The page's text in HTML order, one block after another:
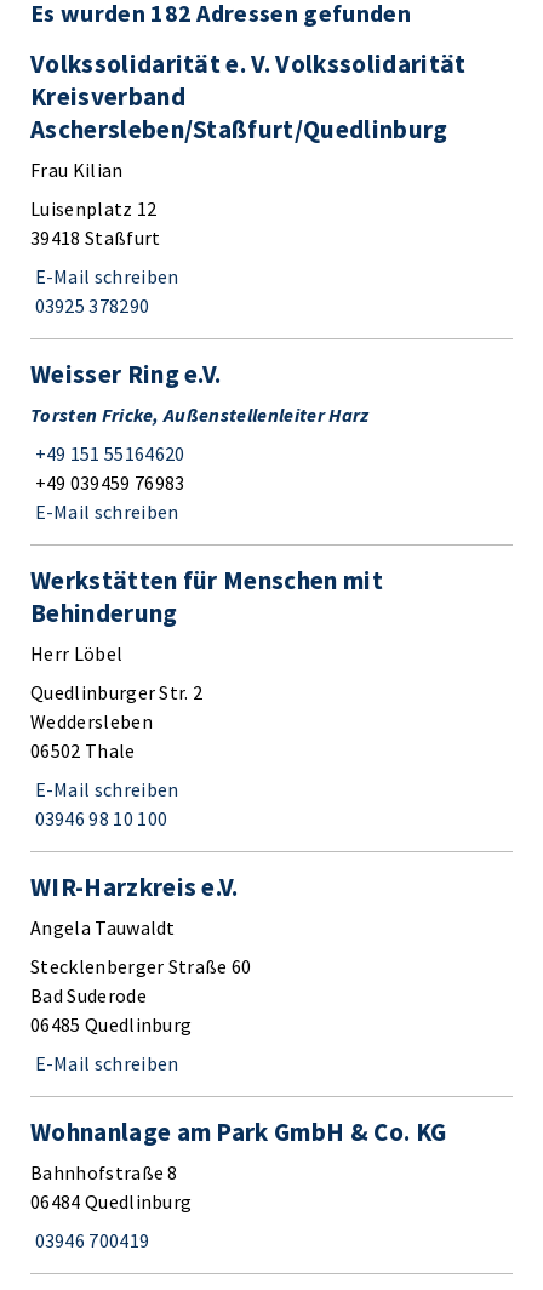
Es wurden 182 Adressen gefunden
Volkssolidarität e. V. Volkssolidarität
Kreisverband
Aschersleben/Staßfurt/Quedlinburg
Frau Kilian
Luisenplatz 12
39418 Staßfurt
E-Mail schreiben
03925 378290
Weisser Ring e.V.
Torsten Fricke, Außenstellenleiter Harz
+49 151 55164620
+49 039459 76983
E-Mail schreiben
Werkstätten für Menschen mit
Behinderung
Herr Löbel
Quedlinburger Str. 2
Weddersleben
06502 Thale
E-Mail schreiben
03946 98 10 100
WIR-Harzkreis e.V.
Angela Tauwaldt
Stecklenberger Straße 60
Bad Suderode
06485 Quedlinburg
E-Mail schreiben
Wohnanlage am Park GmbH & Co. KG
Bahnhofstraße 8
06484 Quedlinburg
03946 700419